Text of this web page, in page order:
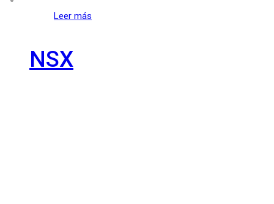
Leer más
NSX